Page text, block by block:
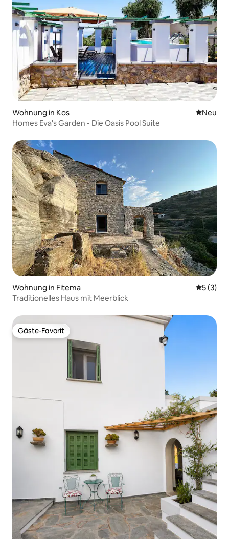
Wohnung in Kos Neue
Neu
Homes Eva's Garden - Die Oasis Pool Suite
Wohnung in Fitema
5 (3)
Traditionelles Haus mit Meerblick
Gäste-Favorit
Gäste-Favorit